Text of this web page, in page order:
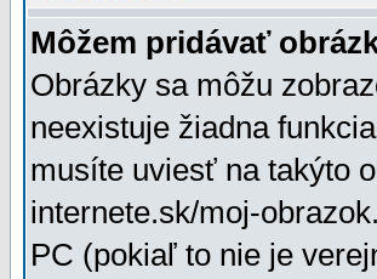
Môžem pridávať
Obrázky sa môžu
neexistuje žiadna
musíte uviesť na takýto
internete.sk/moj-
PC (pokiaľ to nie je